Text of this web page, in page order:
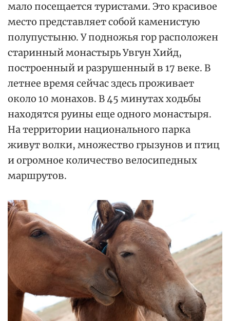
мало посещается туристами. Это красивое
место представляет собой каменистую
полупустыню. У подножья гор расположен
старинный монастырь Увгун Хийд,
построенный и разрушенный в 17 веке. В
летнее время сейчас здесь проживает
около 10 монахов. В 45 минутах ходьбы
находятся руины еще одного монастыря.
На территории национального парка
живут волки, множество грызунов и птиц
и огромное количество велосипедных
маршрутов.